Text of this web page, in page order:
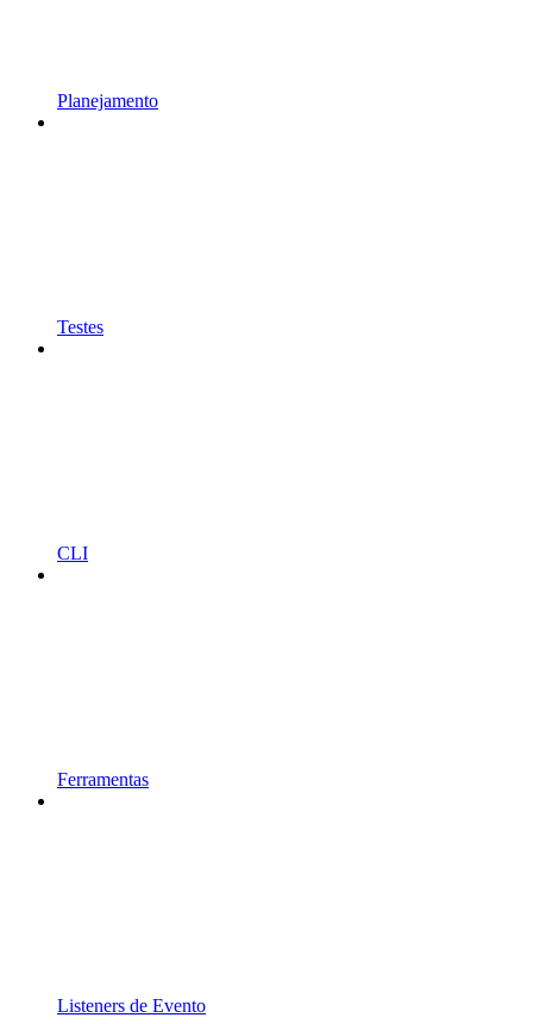
Planejamento
Testes
CLI
Ferramentas
Listeners de Evento